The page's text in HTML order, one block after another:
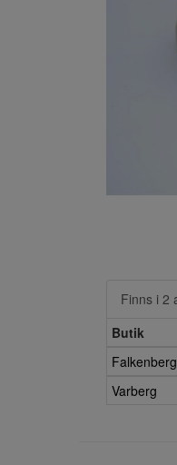
Finns i 2
Butik
Falkenberg
Varberg